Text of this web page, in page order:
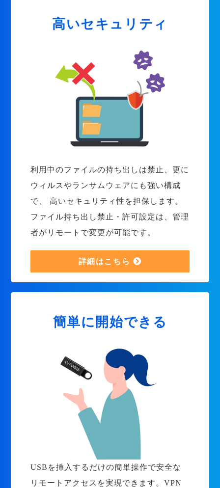
高いセキュリティ
利用中のファイルの持ち出しは禁止、更に
ウィルスやランサムウェアにも強い構成
で、 高いセキュリティ性を担保します。
ファイル持ち出し禁止・許可設定は、管理
者がリモートで変更が可能です。
詳細はこちら
簡単に開始できる
USBを挿入するだけの簡単操作で安全な
リモートアクセスを実現できます。VPN